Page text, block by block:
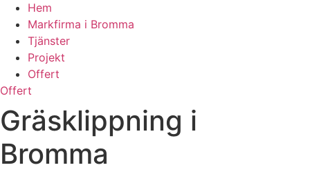
Hem
Markfirma i Bromma
Tjänster
Projekt
Offert
Offert
Gräsklippning i
Bromma